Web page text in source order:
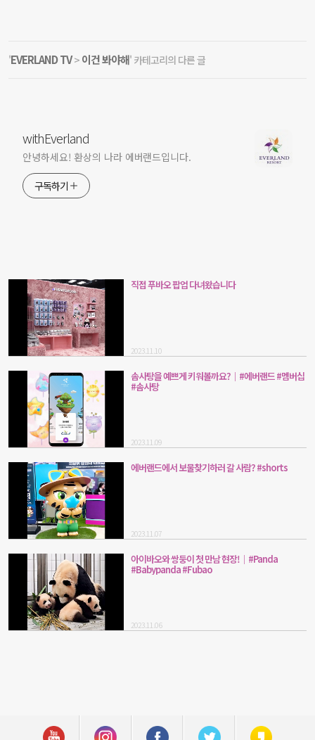
'EVERLAND TV> 이건 봐야해' 카테고리의 다른 글
withEverland
안녕하세요! 환상의 나라 에버랜드입니다.
구독하기
직접 푸바오 팝업 다녀왔습니다
2023.11.10
솜사탕을 예쁘게 키워볼까요?｜#에버랜드 #멤버십
#솜사탕
2023.11.09
에버랜드에서 보물찾기하러 갈 사람? #shorts
2023.11.07
아이바오와 쌍둥이 첫 만남 현장!│#Panda
#Babypanda #Fubao
2023.11.06